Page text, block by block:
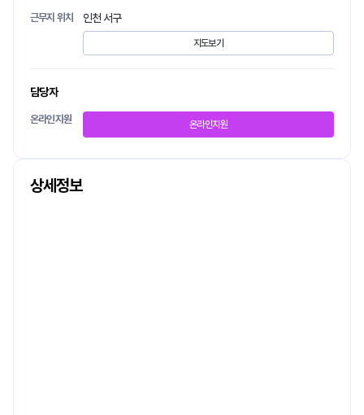
근무지 위치 인천 서구
지도보기
담당자
온라인지원 온라인지원
상세정보